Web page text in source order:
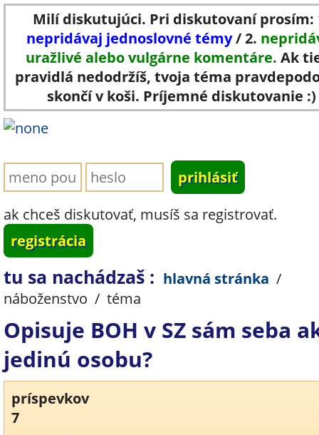
Milí diskutujúci. Pri diskutovaní prosím:
nepridávaj jednoslovné témy/ 2.
uražlivé alebo vulgárne komentáre. Ak
pravidlá nedodržíš, tvoja téma
skončí v koši. Príjemné diskutovanie :)
ak chceš diskutovať, musíš sa registrovať.
registrácia
tu sa nachádzaš : hlavná stránka /
náboženstvo / téma
Opisuje BOH v SZ sám seba
jedinú osobu?
príspevkov
7